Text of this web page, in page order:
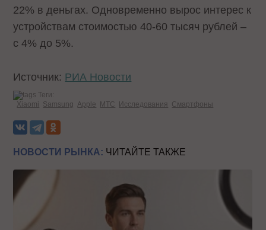
22% в деньгах. Одновременно вырос интерес к
устройствам стоимостью 40-60 тысяч рублей –
с 4% до 5%.
Источник: РИА Новости
Теги:
Xiaomi Samsung Apple МТС Исследования Смартфоны
НОВОСТИ РЫНКА: ЧИТАЙТЕ ТАКЖЕ